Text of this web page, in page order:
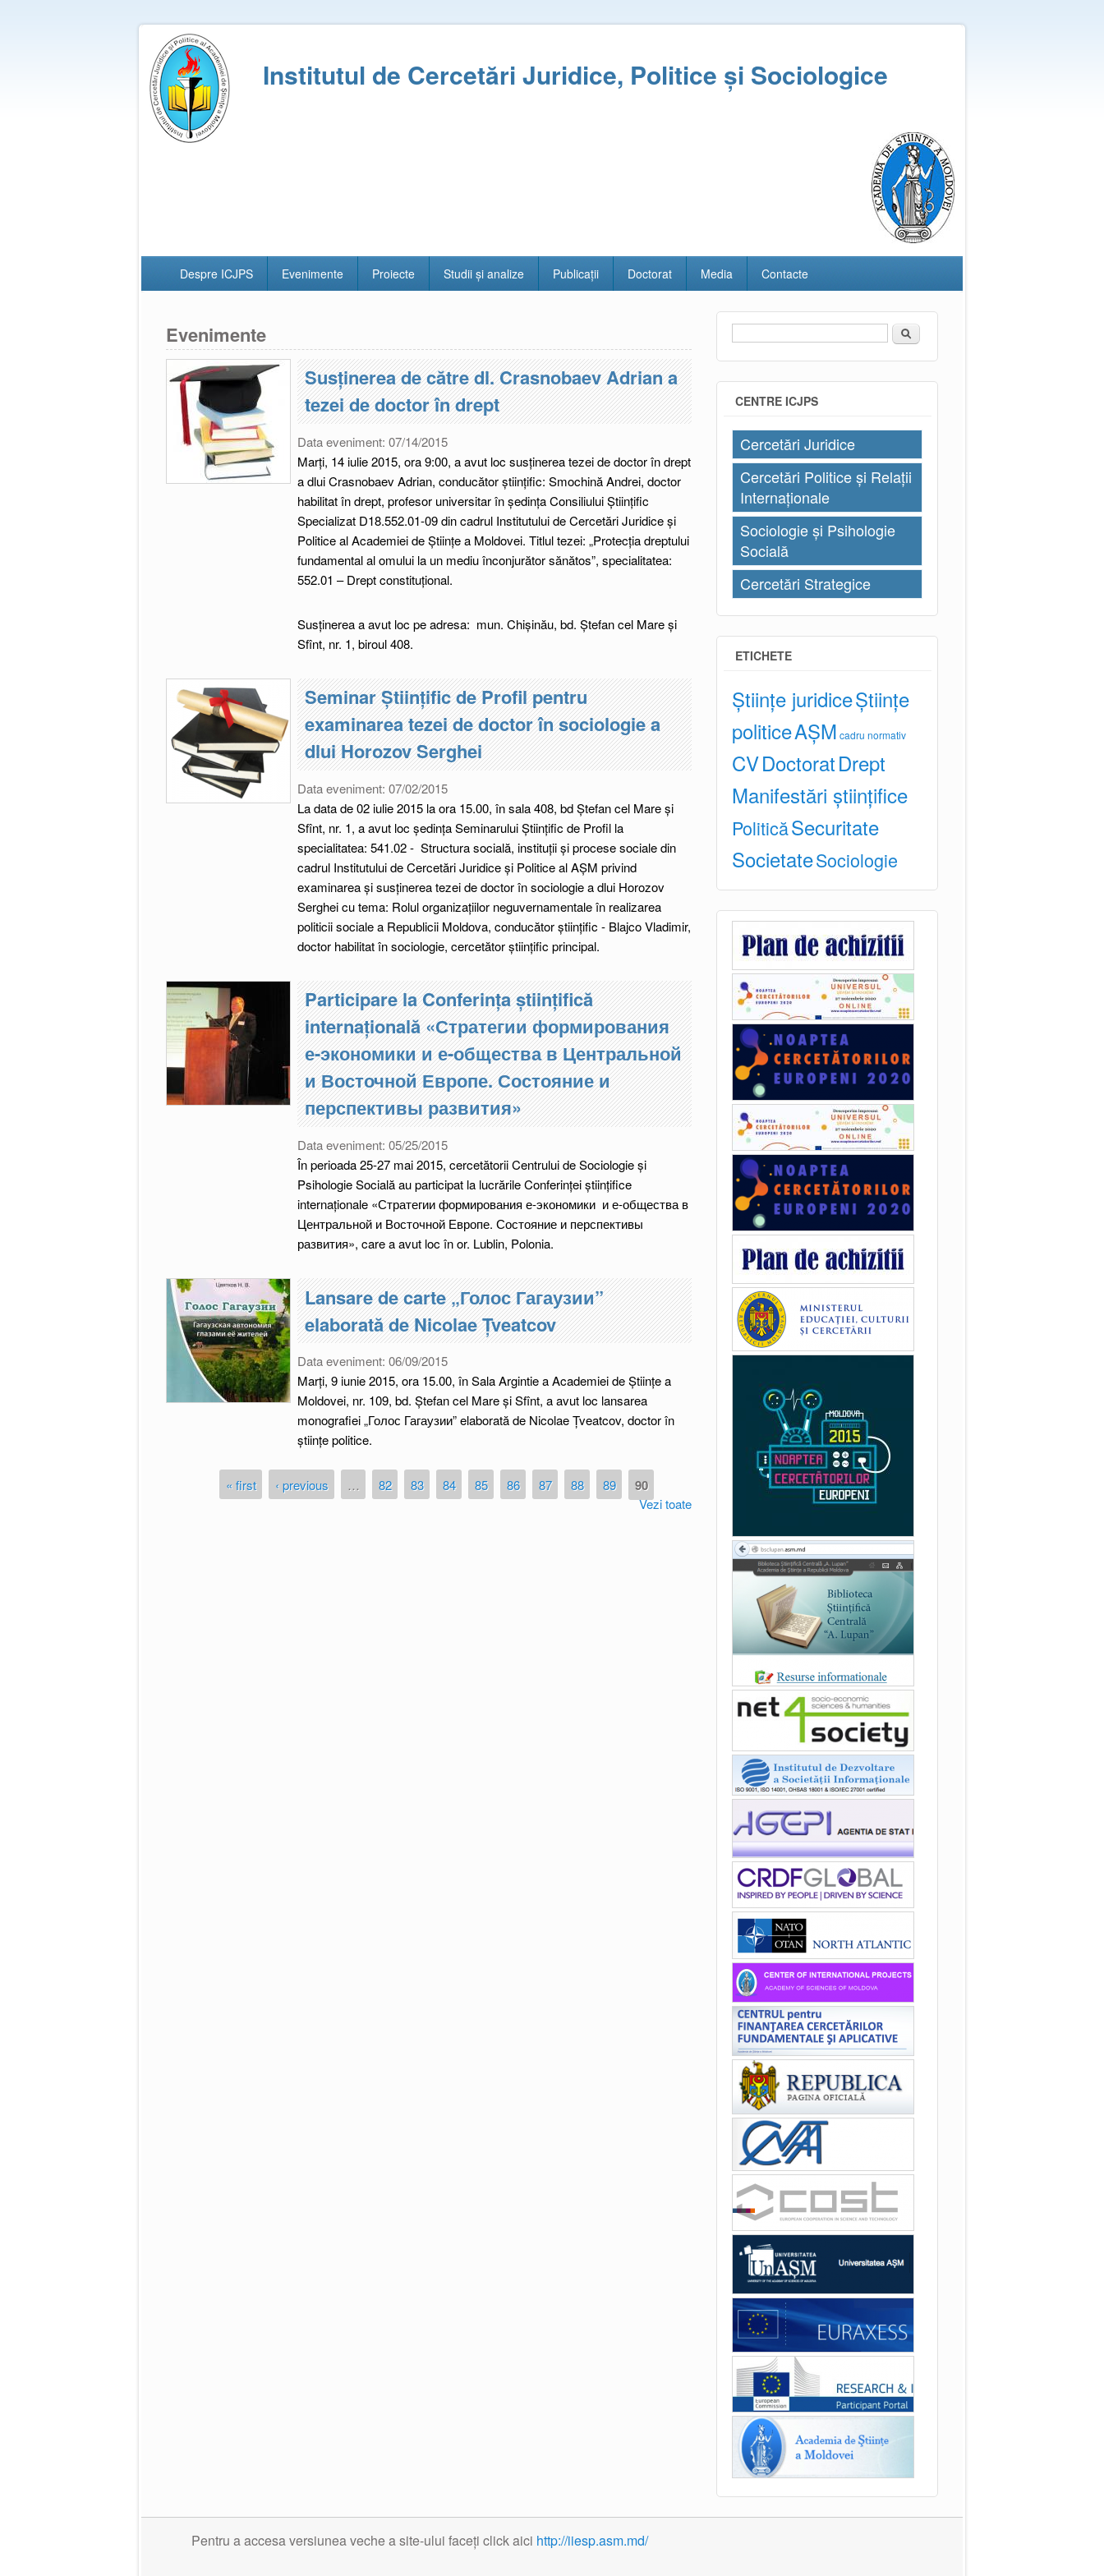
Institutul de Cercetări Juridice, Politice și Sociologice
Despre ICJPS Evenimente Proiecte Studii și analize Publicații Doctorat Media Contacte
Evenimente
Susţinerea de către dl. Crasnobaev Adrian a
tezei de doctor în drept
Data eveniment: 07/14/2015
Marți, 14 iulie 2015, ora 9:00, a avut loc susţinerea tezei de doctor în drept
a dlui Crasnobaev Adrian, conducător ştiinţific: Smochină Andrei, doctor
habilitat în drept, profesor universitar în ședința Consiliului Științific
Specializat D18.552.01-09 din cadrul Institutului de Cercetări Juridice și
Politice al Academiei de Științe a Moldovei. Titlul tezei: „Protecția dreptului
fundamental al omului la un mediu înconjurător sănătos”, specialitatea:
552.01 – Drept constituțional.
Susţinerea a avut loc pe adresa: mun. Chişinău, bd. Ştefan cel Mare şi
Sfînt, nr. 1, biroul 408.
Seminar Științific de Profil pentru
examinarea tezei de doctor în sociologie a
dlui Horozov Serghei
Data eveniment: 07/02/2015
La data de 02 iulie 2015 la ora 15.00, în sala 408, bd Ștefan cel Mare și
Sfînt, nr. 1, a avut loc ședința Seminarului Științific de Profil la
specialitatea: 541.02 - Structura socială, instituții și procese sociale din
cadrul Institutului de Cercetări Juridice și Politice al AȘM privind
examinarea și susținerea tezei de doctor în sociologie a dlui Horozov
Serghei cu tema: Rolul organizațiilor neguvernamentale în realizarea
politicii sociale a Republicii Moldova, conducător științific - Blajco Vladimir,
doctor habilitat în sociologie, cercetător științific principal.
Participare la Conferința științifică
internațională «Стратегии формирования
е-экономики и е-общества в Центральной
и Восточной Европе. Состояние и
перспективы развития»
Data eveniment: 05/25/2015
În perioada 25-27 mai 2015, cercetătorii Centrului de Sociologie și
Psihologie Socială au participat la lucrările Conferinței științifice
internaționale «Стратегии формирования е-экономики и е-общества в
Центральной и Восточной Европе. Состояние и перспективы
развития», care a avut loc în or. Lublin, Polonia.
Lansare de carte „Голос Гагаузии”
elaborată de Nicolae Țveatcov
Data eveniment: 06/09/2015
Marți, 9 iunie 2015, ora 15.00, în Sala Argintie a Academiei de Științe a
Moldovei, nr. 109, bd. Ștefan cel Mare și Sfînt, a avut loc lansarea
monografiei „Голос Гагаузии” elaborată de Nicolae Țveatcov, doctor în
științe politice.
Pagini
« first ‹ previous … 82 83 84 85 86 87 88 89 90
Vezi toate
Formular de căutare
Căutare
CENTRE ICJPS
Cercetări Juridice
Cercetări Politice și Relații
Internaționale
Sociologie și Psihologie
Socială
Cercetări Strategice
ETICHETE
Științe juridiceȘtiințe
politiceAȘM cadru normativ
CVDoctoratDrept
Manifestări științifice
PoliticăSecuritate
SocietateSociologie
Pentru a accesa versiunea veche a site-ului faceți click aici http://iiesp.asm.md/